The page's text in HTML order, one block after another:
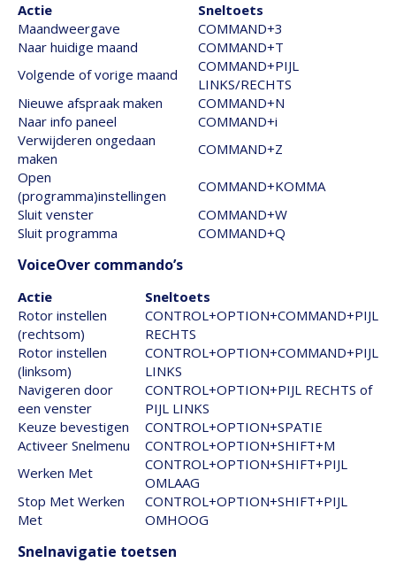
Actie
Sneltoets
Maandweergave
COMMAND+3
Naar huidige maand
COMMAND+T
Volgende of vorige maand
COMMAND+PIJL
LINKS/RECHTS
Nieuwe afspraak maken
COMMAND+N
Naar info paneel
COMMAND+i
Verwijderen ongedaan
maken
COMMAND+Z
Open
(programma)instellingen
COMMAND+KOMMA
Sluit venster
COMMAND+W
Sluit programma
COMMAND+Q
VoiceOver commando’s
Actie
Sneltoets
Rotor instellen
(rechtsom)
CONTROL+OPTION+COMMAND+PIJL
RECHTS
Rotor instellen
(linksom)
CONTROL+OPTION+COMMAND+PIJL
LINKS
Navigeren door
een venster
CONTROL+OPTION+PIJL RECHTS of
PIJL LINKS
Keuze bevestigen
CONTROL+OPTION+SPATIE
Activeer Snelmenu
CONTROL+OPTION+SHIFT+M
Werken Met
CONTROL+OPTION+SHIFT+PIJL
OMLAAG
Stop Met Werken
Met
CONTROL+OPTION+SHIFT+PIJL
OMHOOG
Snelnavigatie toetsen